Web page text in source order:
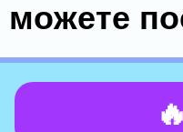
можете